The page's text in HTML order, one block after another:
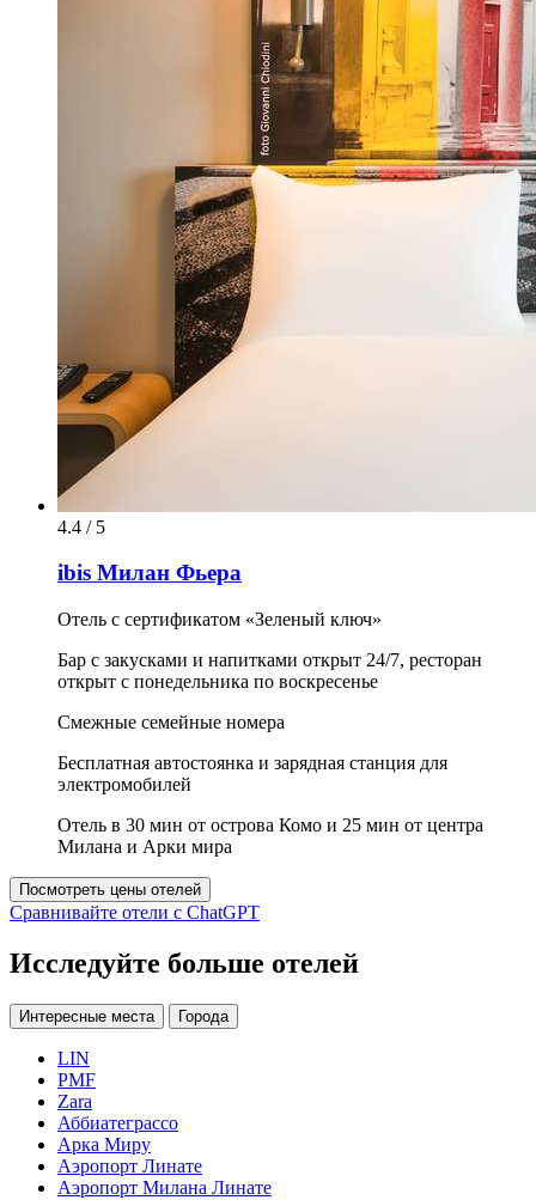
4.4 / 5
ibis Милан Фьера
Отель с сертификатом «Зеленый ключ»
Бар с закусками и напитками открыт 24/7, ресторан
открыт с понедельника по воскресенье
Смежные семейные номера
Бесплатная автостоянка и зарядная станция для
электромобилей
Отель в 30 мин от острова Комо и 25 мин от центра
Милана и Арки мира
Посмотреть цены отелей
Сравнивайте отели с ChatGPT
Исследуйте больше отелей
Интересные места Города
LIN
PMF
Zara
Аббиатеграссо
Арка Миру
Аэропорт Линате
Аэропорт Милана Линате